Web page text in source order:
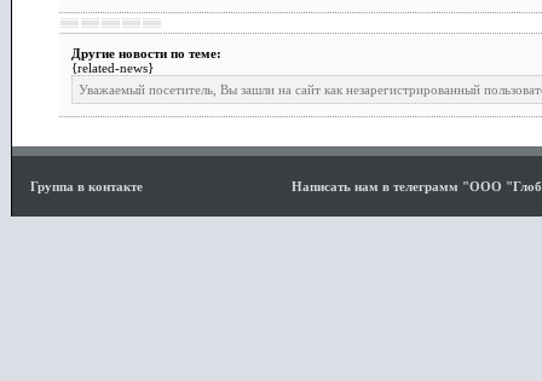
Другие новости по теме:
{related-news}
Уважаемый посетитель, Вы зашли на сайт как незарегистрированный
Группа в контакте Написать нам в телеграмм "ООО